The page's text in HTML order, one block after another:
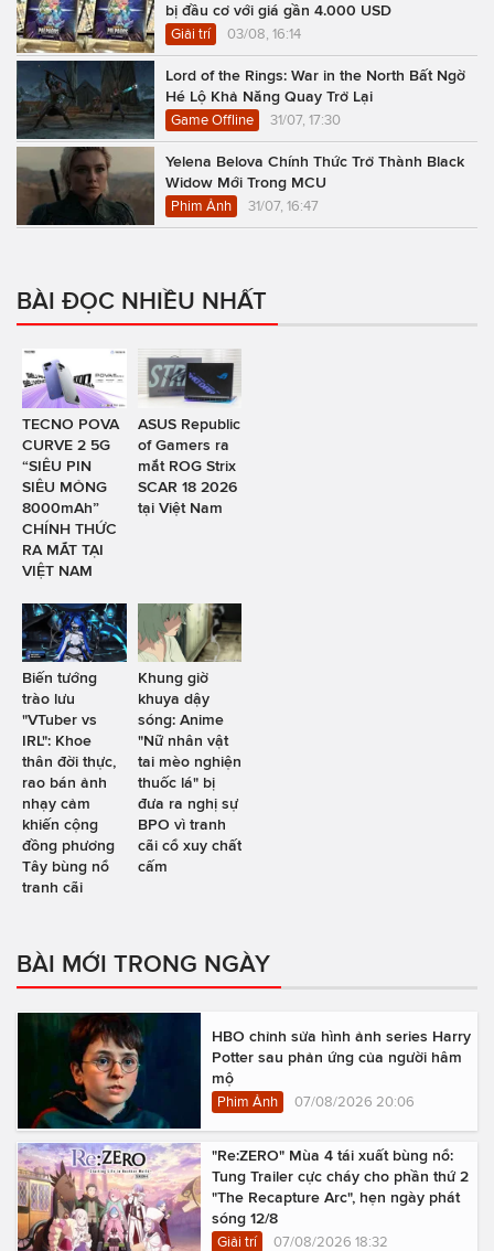
bị đầu cơ với giá gần 4.000 USD
Giải trí 03/08, 16:14
Lord of the Rings: War in the North Bất Ngờ
Hé Lộ Khả Năng Quay Trở Lại
Game Offline 31/07, 17:30
Yelena Belova Chính Thức Trở Thành Black
Widow Mới Trong MCU
Phim Ảnh 31/07, 16:47
BÀI ĐỌC NHIỀU NHẤT
TECNO POVA
CURVE 2 5G
“SIÊU PIN
SIÊU MỎNG
8000mAh”
CHÍNH THỨC
RA MẮT TẠI
VIỆT NAM
ASUS Republic
of Gamers ra
mắt ROG Strix
SCAR 18 2026
tại Việt Nam
Biến tướng
trào lưu
"VTuber vs
IRL": Khoe
thân đời thực,
rao bán ảnh
nhạy cảm
khiến cộng
đồng phương
Tây bùng nổ
tranh cãi
Khung giờ
khuya dậy
sóng: Anime
"Nữ nhân vật
tai mèo nghiện
thuốc lá" bị
đưa ra nghị sự
BPO vì tranh
cãi cổ xuy chất
cấm
BÀI MỚI TRONG NGÀY
HBO chỉnh sửa hình ảnh series Harry
Potter sau phản ứng của người hâm
mộ
Phim Ảnh 07/08/2026 20:06
"Re:ZERO" Mùa 4 tái xuất bùng nổ:
Tung Trailer cực cháy cho phần thứ 2
"The Recapture Arc", hẹn ngày phát
sóng 12/8
Giải trí 07/08/2026 18:32